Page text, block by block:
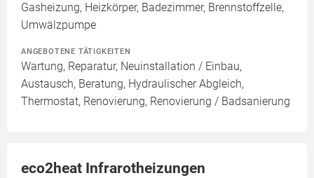
Gasheizung, Heizkörper, Badezimmer, Brennstoffzelle,
Umwälzpumpe
ANGEBOTENE TÄTIGKEITEN
Wartung, Reparatur, Neuinstallation / Einbau,
Austausch, Beratung, Hydraulischer Abgleich,
Thermostat, Renovierung, Renovierung / Badsanierung
eco2heat Infrarotheizungen